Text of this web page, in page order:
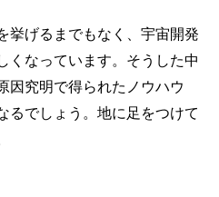
挙げるまでもなく、宇宙開発
くなっています。そうした中
因究明で得られたノウハウ
るでしょう。地に足をつけて